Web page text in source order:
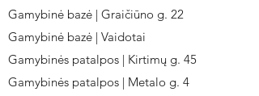
Gamybinė bazė | Graičiūno g. 22
Gamybinė bazė | Vaidotai
Gamybinės patalpos | Kirtimų g. 45
Gamybinės patalpos | Metalo g. 4